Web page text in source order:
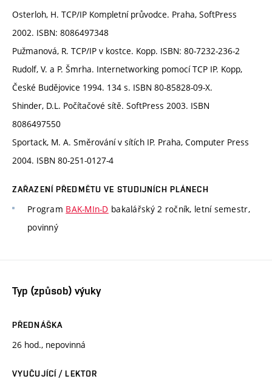
Osterloh, H. TCP/IP Kompletní průvodce. Praha, SoftPress
2002. ISBN: 8086497348
Pužmanová, R. TCP/IP v kostce. Kopp. ISBN: 80-7232-236-2
Rudolf, V. a P. Šmrha. Internetworking pomocí TCP IP. Kopp,
České Budějovice 1994. 134 s. ISBN 80-85828-09-X.
Shinder, D.L. Počítačové sítě. SoftPress 2003. ISBN
8086497550
Sportack, M. A. Směrování v sítích IP. Praha, Computer Press
2004. ISBN 80-251-0127-4
ZAŘAZENÍ PŘEDMĚTU VE STUDIJNÍCH PLÁNECH
Program BAK-MIn-D bakalářský 2 ročník, letní semestr,
povinný
Typ (způsob) výuky
PŘEDNÁŠKA
26 hod., nepovinná
VYUČUJÍCÍ / LEKTOR